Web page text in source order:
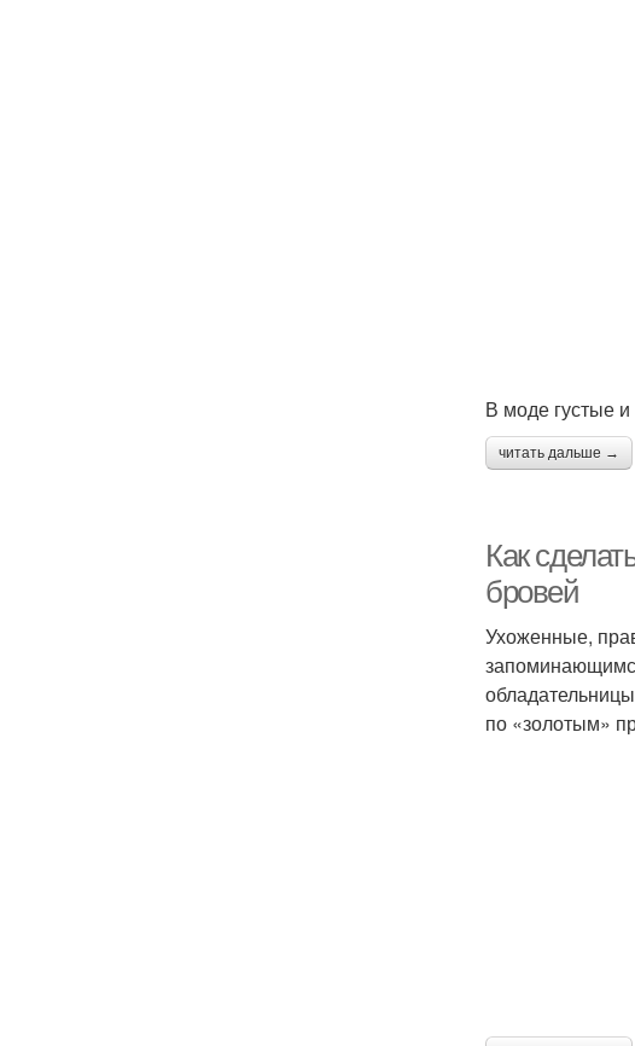
В моде густые
читать дальше →
Как
бровей
Ухоженные,
по «золотым»